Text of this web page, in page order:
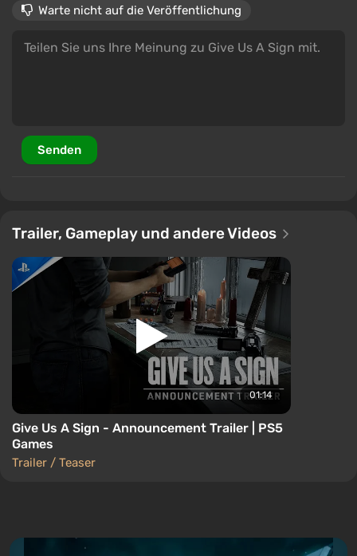
Warte nicht auf die Veröffentlichung
Senden
Trailer, Gameplay und andere Videos
01:14
Give Us A Sign - Announcement Trailer | PS5
Games
Trailer / Teaser